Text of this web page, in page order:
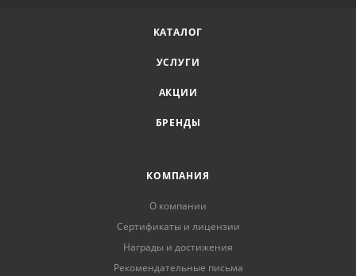
КАТАЛОГ
УСЛУГИ
АКЦИИ
БРЕНДЫ
КОМПАНИЯ
О компании
Сертификаты и лицензии
Награды и достижения
Рекомендательные письма